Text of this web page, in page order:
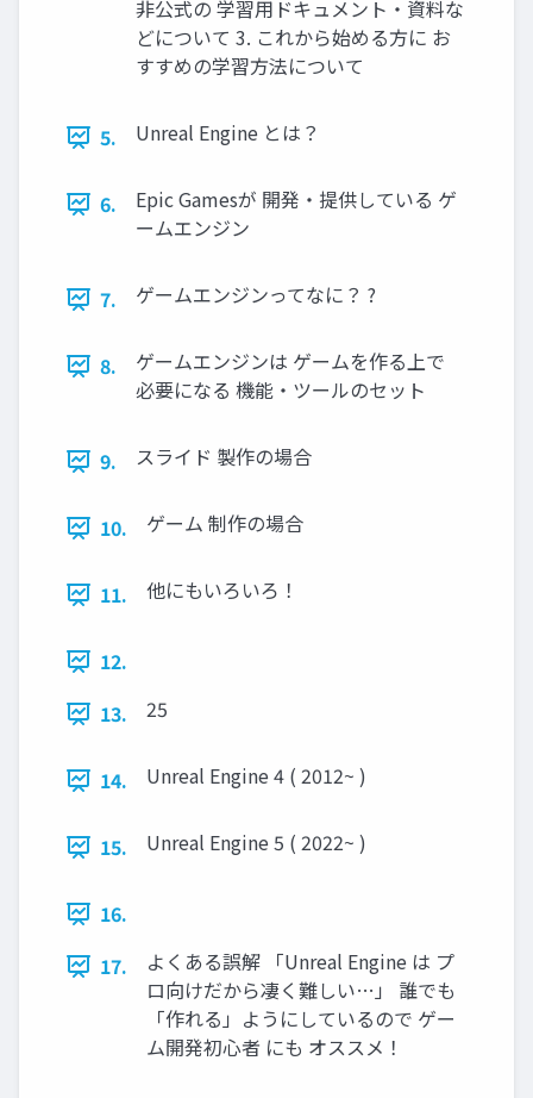
非公式の 学習用ドキュメント・資料な
どについて 3. これから始める方に お
すすめの学習方法について
5. Unreal Engine とは？
6.
Epic Gamesが 開発・提供している ゲ
ームエンジン
7. ゲームエンジンってなに？ ?
8.
ゲームエンジンは ゲームを作る上で
必要になる 機能・ツールのセット
9. スライド 製作の場合
10. ゲーム 制作の場合
11. 他にもいろいろ！
12.
13.
25
14. Unreal Engine 4 ( 2012~ )
15. Unreal Engine 5 ( 2022~ )
16.
17.
よくある誤解 「Unreal Engine は プ
ロ向けだから凄く難しい…」 誰でも
「作れる」ようにしているので ゲー
ム開発初心者 にも オススメ！